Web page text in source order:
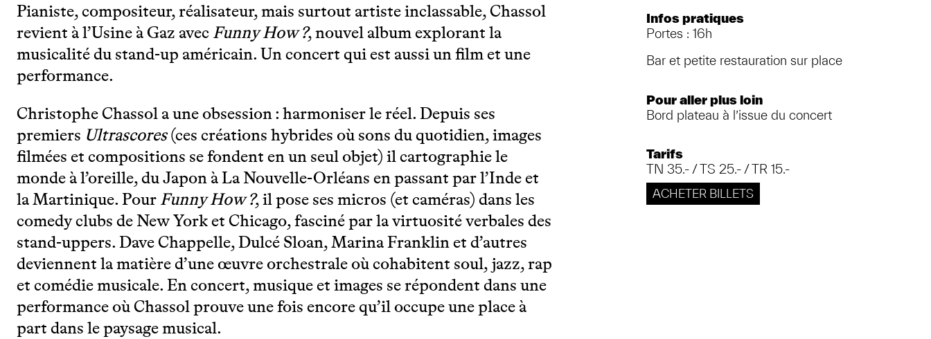
Pianiste, compositeur, réalisateur, mais surtout artiste inclassable, Chassol
revient à l’Usine à Gaz avec Funny How ?, nouvel album explorant la
musicalité du stand-up américain. Un concert qui est aussi un film et une
performance.
Christophe Chassol a une obsession : harmoniser le réel. Depuis ses
premiers Ultrascores(ces créations hybrides où sons du quotidien, images
filmées et compositions se fondent en un seul objet) il cartographie le
monde à l’oreille, du Japon à La Nouvelle-Orléans en passant par l’Inde et
la Martinique. Pour Funny How ?, il pose ses micros (et caméras) dans les
comedy clubs de New York et Chicago, fasciné par la virtuosité verbales des
stand-uppers. Dave Chappelle, Dulcé Sloan, Marina Franklin et d’autres
deviennent la matière d’une œuvre orchestrale où cohabitent soul, jazz, rap
et comédie musicale. En concert, musique et images se répondent dans une
performance où Chassol prouve une fois encore qu’il occupe une place à
part dans le paysage musical.
Infos pratiques
Portes : 16h
Bar et petite restauration sur place
Pour aller plus loin
Bord plateau à l’issue du concert
Tarifs
TN 35.- / TS 25.- / TR 15.-
ACHETER BILLETS